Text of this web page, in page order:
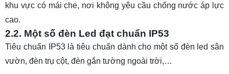
khu vực có mái che, nơi không yêu cầu chống nước áp lực
cao.
2.2. Một số đèn Led đạt chuẩn IP53
Tiêu chuẩn IP53 là tiêu chuẩn dành cho một số đèn led sân
vườn, đèn trụ cột, đèn gắn tường ngoài trời,…